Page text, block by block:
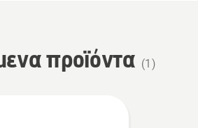
προϊόντα (1 )